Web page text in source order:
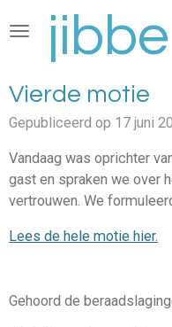
direct
de
hoofdinhoud
Vierde motie
Gepubliceerd op 17 juni
Vandaag was oprichter
gast en spraken we over
vertrouwen. We
Lees de hele motie hier.
Gehoord de